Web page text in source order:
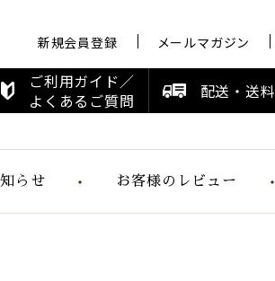
新規会員登録 メールマガジン
ご利用ガイド／
よくあるご質問
配送・送料
らせ お客様のレビュー